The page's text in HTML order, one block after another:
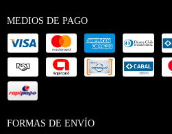
MEDIOS DE PAGO
FORMAS DE ENVÍO